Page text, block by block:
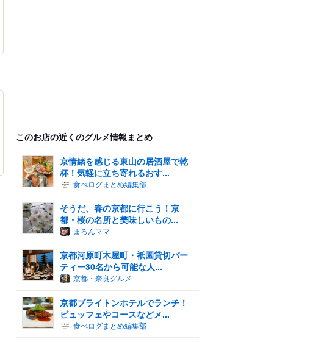
このお店の近くのグルメ情報まとめ
京情緒を感じる東山の居酒屋で乾
杯！気軽に立ち寄れるおす...
食べログまとめ編集部
そうだ、春の京都に行こう！京
都・桜の名所と美味しいもの...
まろんママ
京都河原町木屋町・祇園貸切パー
ティー30名から可能な人...
京都・奈良グルメ
京都ブライトンホテルでランチ！
ビュッフェやコースなどメ...
食べログまとめ編集部